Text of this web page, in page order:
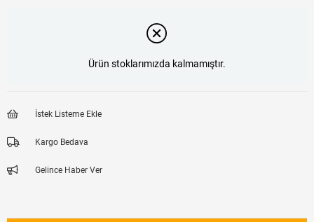
Ürün stoklarımızda kalmamıştır.
İstek Listeme Ekle
Kargo Bedava
Gelince Haber Ver